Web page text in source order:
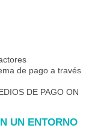
de pago a través
DE PAGO ON
UN ENTORNO